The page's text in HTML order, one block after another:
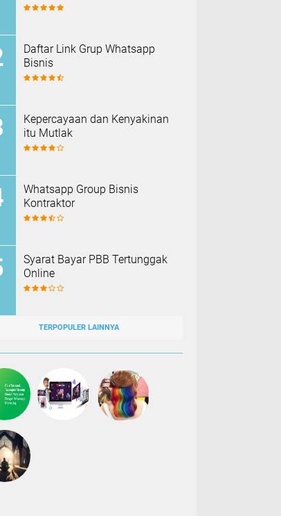
Daftar Link Grup Whatsapp
Bisnis
Kepercayaan dan Kenyakinan
itu Mutlak
Whatsapp Group Bisnis
Kontraktor
Syarat Bayar PBB Tertunggak
Online
TERPOPULER LAINNYA